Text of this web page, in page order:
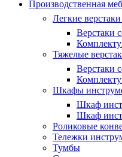
Производственная
Легкие
Верстаки
Тяжелые
Верстаки
Шкафы
Шкаф
Шкаф
Роликовые
Тележки
Тумбы